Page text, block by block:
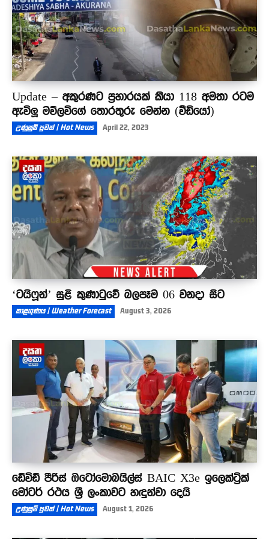
Update – අකුරණට ප්‍රහාරයක් කියා 118 අමතා රටම
ඇවිලූ මව්ලවිගේ තොරතුරු මෙන්න (වීඩියෝ)
උණුසුම් පුවත් | Hot News April 22, 2023
‘ටයිෆූන්’ සුළි කුණාටුවේ බලපෑම 06 වනදා සිට
කාළගුණය | Weather Forecast August 3, 2026
ඩේවිඩ් පීරිස් ඔටෝමොබයිල්ස් BAIC X3e ඉලෙක්ට්‍රික්
මෝටර් රථය ශ්‍රී ලංකාවට හඳුන්වා දෙයි
උණුසුම් පුවත් | Hot News August 1, 2026